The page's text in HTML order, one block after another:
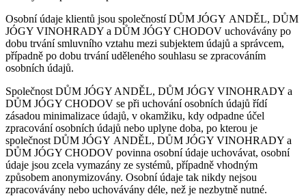
Osobní údaje klientů jsou společností DŮM JÓGY ANDĚL, DŮM
JÓGY VINOHRADY a DŮM JÓGY CHODOV uchovávány po
dobu trvání smluvního vztahu mezi subjektem údajů a správcem,
případně po dobu trvání uděleného souhlasu se zpracováním
osobních údajů.
Společnost DŮM JÓGY ANDĚL, DŮM JÓGY VINOHRADY a
DŮM JÓGY CHODOV se při uchování osobních údajů řídí
zásadou minimalizace údajů, v okamžiku, kdy odpadne účel
zpracování osobních údajů nebo uplyne doba, po kterou je
společnost DŮM JÓGY ANDĚL, DŮM JÓGY VINOHRADY a
DŮM JÓGY CHODOV povinna osobní údaje uchovávat, osobní
údaje jsou zcela vymazány ze systémů, případně vhodným
způsobem anonymizovány. Osobní údaje tak nikdy nejsou
zpracovávány nebo uchovávány déle, než je nezbytně nutné.